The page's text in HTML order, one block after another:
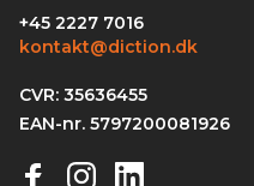
+45 2227 7016
kontakt@diction.dk
CVR: 35636455
EAN-nr. 5797200081926